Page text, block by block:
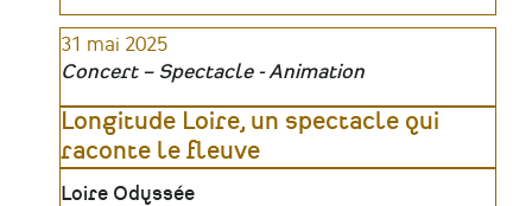
du
film
:
La
royale
et
rebelle
31 mai 2025
Concert – Spectacle - Animation
Longitude Loire, un spectacle qui
raconte le fleuve
Lieu
Loire Odyssée